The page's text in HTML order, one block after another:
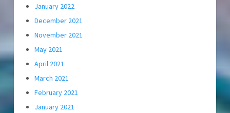
January 2022
December 2021
November 2021
May 2021
April 2021
March 2021
February 2021
January 2021